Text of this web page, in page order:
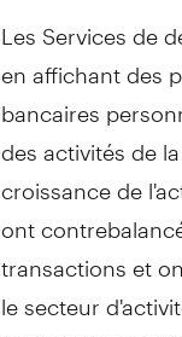
Les Services de
en affichant des
bancaires
des activités de
croissance de
ont
transactions et
le secteur